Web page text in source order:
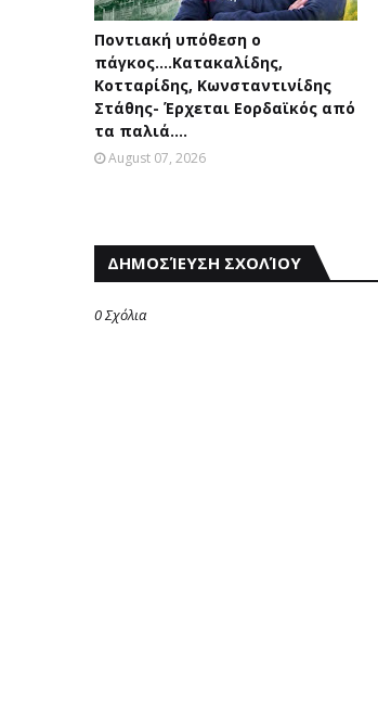
Ποντιακή υπόθεση ο
πάγκος....Κατακαλίδης,
Κοτταρίδης, Κωνσταντινίδης
Στάθης- Έρχεται Εορδαϊκός από
τα παλιά....
August 07, 2026
ΔΗΜΟΣΊΕΥΣΗ ΣΧΟΛΊΟΥ
0 Σχόλια